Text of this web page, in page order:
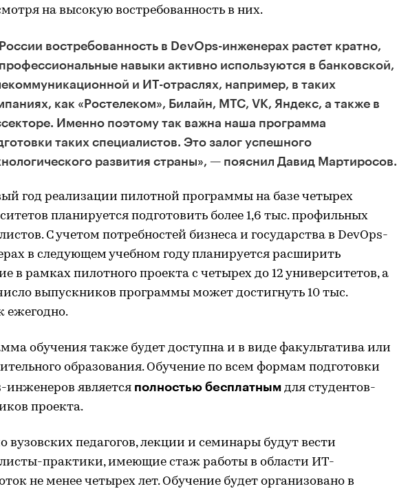
на высокую востребованность в них.
востребованность в DevOps-инженерах растет кратно,
навыки активно используются в банковской,
и ИТ-отраслях, например, в таких
как «Ростелеком», Билайн, МТС, VK, Яндекс, а также в
Именно поэтому так важна наша программа
таких специалистов. Это залог успешного
развития страны», — пояснил Давид Мартиросов.
год реализации пилотной программы на базе четырех
планируется подготовить более 1,6 тыс. профильных
С учетом потребностей бизнеса и государства в DevOps-
в следующем учебном году планируется расширить
в рамках пилотного проекта с четырех до 12 университетов, а
выпускников программы может достигнуть 10 тыс.
ежегодно.
обучения также будет доступна и в виде факультатива или
образования. Обучение по всем формам подготовки
инженеров является полностью бесплатным для студентов-
проекта.
вузовских педагогов, лекции и семинары будут вести
практики, имеющие стаж работы в области ИТ-
не менее четырех лет. Обучение будет организовано в